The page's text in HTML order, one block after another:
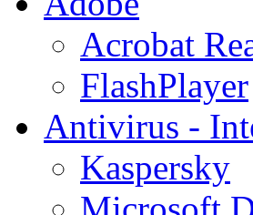
Acrobat
FlashPlayer
Antivirus -
Kaspersky